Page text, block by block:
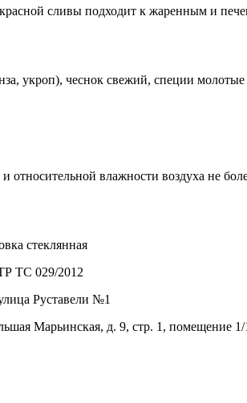
сливы подходит к жаренным и
укроп), чеснок свежий, специи
относительной влажности воздуха не
стеклянная
ТС 029/2012
Руставели №1
Марьинская, д. 9, стр. 1, помещение 1/